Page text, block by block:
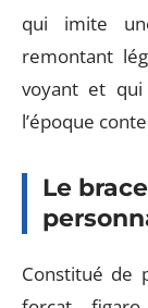
qui imite
remontant
voyant et qui
l’époque
Le
Constitué de